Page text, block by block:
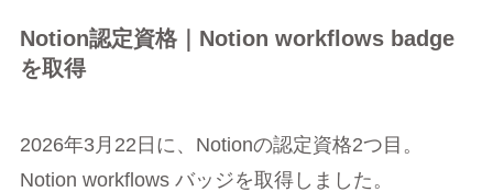
Notion認定資格｜Notion workflows badge
を取得
2026年3月22日に、Notionの認定資格2つ目。
Notion workflows バッジを取得しました。